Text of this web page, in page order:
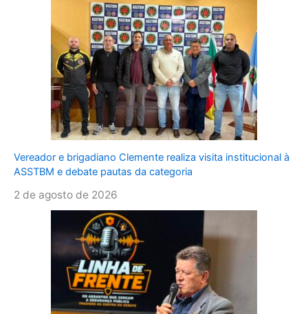
Vereador e brigadiano Clemente realiza visita institucional à
ASSTBM e debate pautas da categoria
2 de agosto de 2026